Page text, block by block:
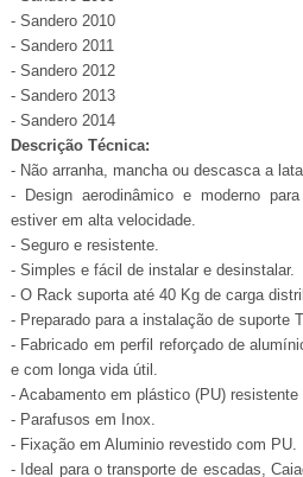
- Sandero 2010
- Sandero 2011
- Sandero 2012
- Sandero 2013
- Sandero 2014
Descrição Técnica:
- Não arranha, mancha ou descasca a
- Design aerodinâmico e moderno
estiver em alta velocidade.
- Seguro e resistente.
- Simples e fácil de instalar e desinstalar.
- O Rack suporta até 40 Kg de carga
- Preparado para a instalação de suporte
- Fabricado em perfil reforçado de
e com longa vida útil.
- Acabamento em plástico (PU)
- Parafusos em Inox.
- Fixação em Aluminio revestido com PU.
- Ideal para o transporte de escadas,